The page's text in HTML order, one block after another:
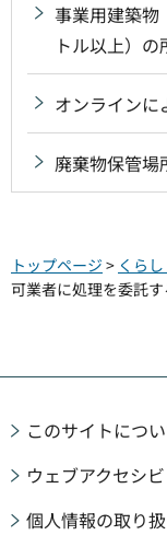
事業用建築物
トル以上）
オンラインに
廃棄物保管場
トップページ > くら
可業者に処理を委託
このサイトにつ
ウェブアクセシ
個人情報の取り